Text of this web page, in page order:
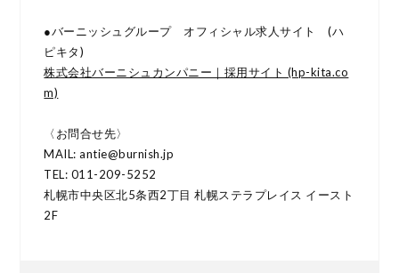
●バーニッシュグループ オフィシャル求人サイト (ハ
ピキタ)
株式会社バーニシュカンパニー｜採用サイト (hp-kita.co
m)
〈お問合せ先〉
MAIL: antie@burnish.jp
TEL: 011-209-5252
札幌市中央区北5条西2丁目 札幌ステラプレイス イースト
2F